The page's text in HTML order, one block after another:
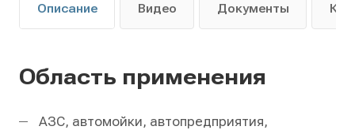
Описание Видео Документы Как
Область применения
АЗС, автомойки, автопредприятия,